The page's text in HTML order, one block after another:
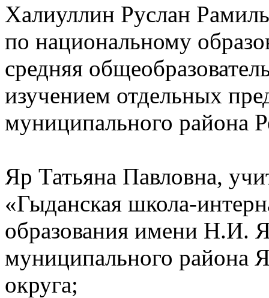
Халиуллин Руслан
по национальному
средняя
изучением отдельных
муниципального района
Яр Татьяна Павловна,
«Гыданская школа-
образования имени Н.И.
муниципального района
округа;